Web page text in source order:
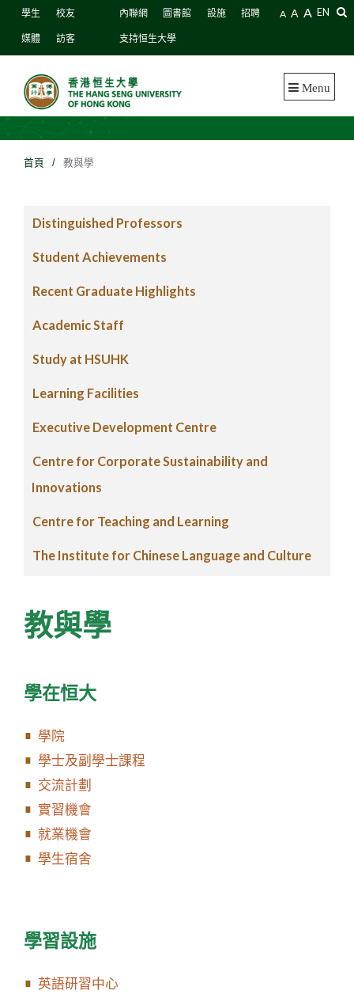
學生 校友
媒體 訪客
內聯網 圖書館 設施 招聘
支持恒生大學
A A A EN
Menu
首頁 / 教與學
Distinguished Professors
Student Achievements
Recent Graduate Highlights
Academic Staff
Study at HSUHK
Learning Facilities
Executive Development Centre
Centre for Corporate Sustainability and
Innovations
Centre for Teaching and Learning
The Institute for Chinese Language and Culture
教與學
學在恒大
學院
學士及副學士課程
交流計劃
實習機會
就業機會
學生宿舍
學習設施
英語研習中心